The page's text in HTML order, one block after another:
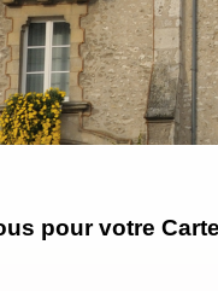
pour votre